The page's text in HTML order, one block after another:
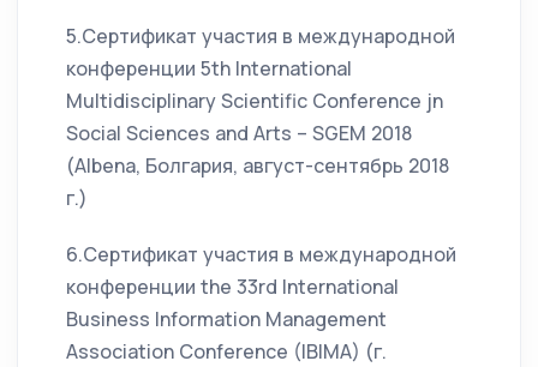
5.Сертификат участия в международной
конференции 5th International
Multidisciplinary Scientific Conference jn
Social Sciences and Arts – SGEM 2018
(Albena, Болгария, август-сентябрь 2018
г.)
6.Сертификат участия в международной
конференции the 33rd International
Business Information Management
Association Conference (IBIMA) (г.